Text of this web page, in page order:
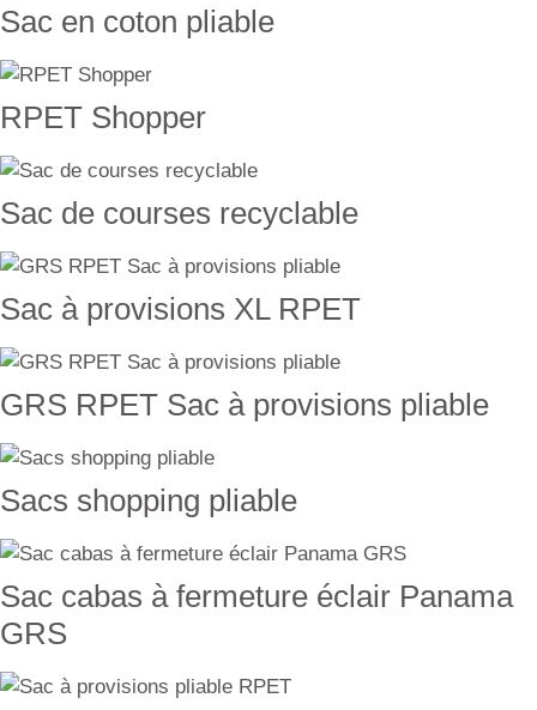
Sac en coton pliable
RPET Shopper
Sac de courses recyclable
Sac à provisions XL RPET
GRS RPET Sac à provisions pliable
Sacs shopping pliable
Sac cabas à fermeture éclair Panama
GRS